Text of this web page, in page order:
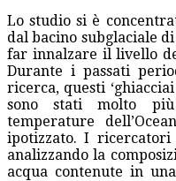
Lo studio si è
dal bacino subglaciale
far innalzare il livello
Durante i passati
ricerca, questi
sono stati molto più
temperature
ipotizzato. I
analizzando la
acqua contenute in